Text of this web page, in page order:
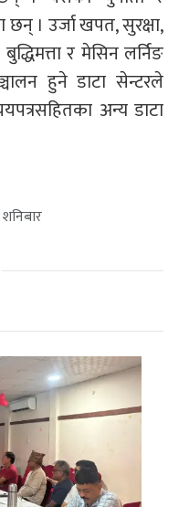
। उर्जा खपत, सुरक्षा,
र मेसिन लर्निङ
हुने डाटा सेन्टरले
अन्य डाटा